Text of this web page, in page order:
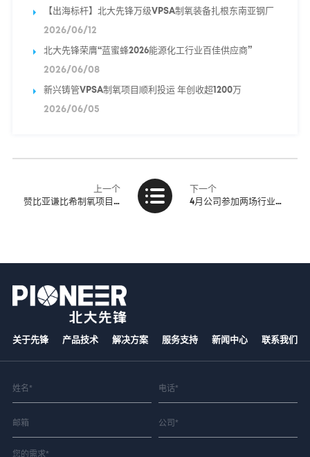
【出海标杆】北大先锋万级VPSA制氧装备扎根东南亚钢厂
2026/06/12
北大先锋荣膺“蓝蜜蜂2026能源化工行业百佳供应商”
2026/06/08
新兴铸管VPSA制氧项目顺利投运 年创收超1200万
2026/06/05
上一个
赞比亚谦比希制氧项目圆满竣工
下一个
4月公司参加两场行业博览会
关于先锋 产品技术 解决方案 服务支持 新闻中心 联系我们